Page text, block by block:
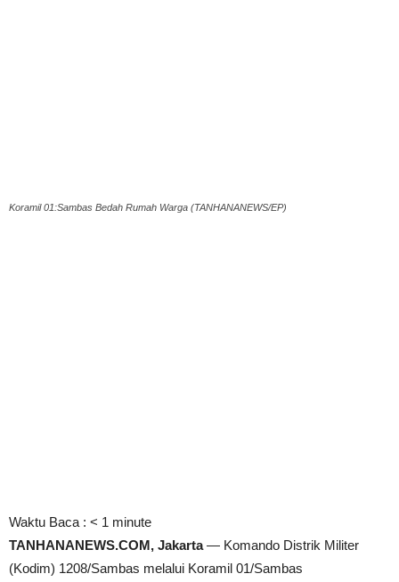
Koramil 01:Sambas Bedah Rumah Warga (TANHANANEWS/EP)
Waktu Baca : < 1 minute
TANHANANEWS.COM, Jakarta— Komando Distrik Militer
(Kodim) 1208/Sambas melalui Koramil 01/Sambas